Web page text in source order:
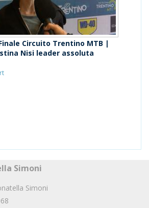
Circuito Trentino MTB |
Nisi leader assoluta
Simoni
Simoni